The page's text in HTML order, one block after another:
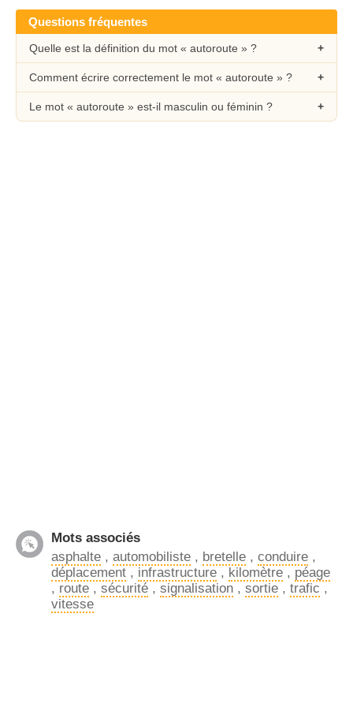
Mots associés
asphalte , automobiliste , bretelle , conduire ,
déplacement , infrastructure , kilomètre , péage
, route , sécurité , signalisation , sortie , trafic ,
vitesse
Questions fréquentes
Quelle est la définition du mot « autoroute » ?
Comment écrire correctement le mot « autoroute » ?
Le mot « autoroute » est-il masculin ou féminin ?